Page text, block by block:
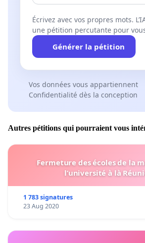
Écrivez avec vos propres mots.
une pétition percutante pour
Générer la pétition
Vos données vous appartiennent
Confidentialité dès la conception
Autres pétitions qui pourraient vous
Fermeture des écoles de la
1 783 signatures
23 Aug 2020